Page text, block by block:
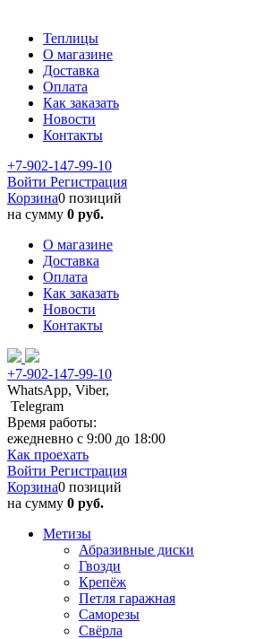
Теплицы
О магазине
Доставка
Оплата
Как заказать
Новости
Контакты
+7-902-147-99-10
Войти Регистрация
Корзина0 позиций
на сумму 0 руб.
О магазине
Доставка
Оплата
Как заказать
Новости
Контакты
+7-902-147-99-10
WhatsApp, Viber,
Telegram
Время работы:
ежедневно с 9:00 до 18:00
Как проехать
Войти Регистрация
Корзина0 позиций
на сумму 0 руб.
Метизы
Абразивные диски
Гвозди
Крепёж
Петля гаражная
Саморезы
Свёрла